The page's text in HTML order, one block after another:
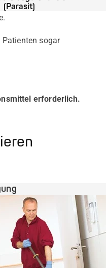
(Parasit)
Patienten sogar
erforderlich.